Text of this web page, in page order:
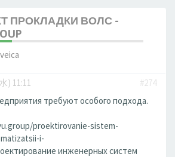
ПРОКЛАДКИ ВОЛС -
) 11:11
#274
требуют особого подхода.
proektirovanie-sistem-
i-
инженерных систем